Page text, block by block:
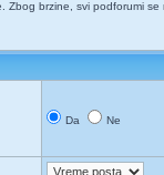
Zbog brzine, svi podforumi
Da Ne